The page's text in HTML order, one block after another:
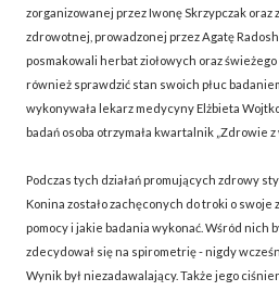
zorganizowanej przez Iwonę Skrzypczak
zdrowotnej, prowadzonej przez Agatę
posmakowali herbat ziołowych oraz świeżego
również sprawdzić stan swoich płuc
wykonywała lekarz medycyny Elżbieta
badań osoba otrzymała kwartalnik „Zdrowie z
Podczas tych działań promujących zdrowy
Konina zostało zachęconych do troki o swoje
pomocy i jakie badania wykonać. Wśród nich
zdecydował się na spirometrię - nigdy
Wynik był niezadawalający. Także jego